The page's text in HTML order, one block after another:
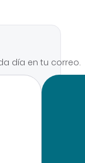
día en tu correo.